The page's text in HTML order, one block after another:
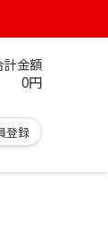
計金額
0円
登録